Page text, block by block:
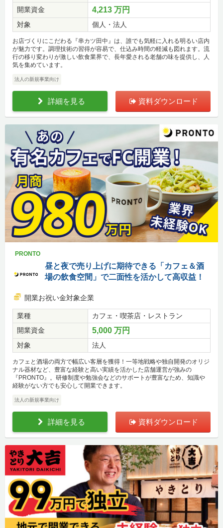
開業資金
4,213 万円
対象 個人・法人
お店づくりにこだわる『串カツ田中』は、誰でも気軽に入れる明るい店内
が魅力です。調理技術の習得が容易で、仕込み時間の軽減も図れます。流
行の移り変わりが激しい飲食業界で、長年愛される老舗の味を提供し、人
気を集めています。
法人の新規事業向け
詳細を見る 資料ダウンロード
PRONTO
昼と夜で売り上げに期待できる「カフェ＆酒
場の飲食空間」で二面性を活かして高収益！
開業お祝い金対象企業
業種
カフェ・喫茶店・レストラン
開業資金
5,000 万円
対象 法人
カフェと酒場の両方で幅広い客層を獲得！一等地戦略や独自開発のオリジ
ナル器材など、豊富な経験と高い実績を活かした店舗運営が強みの
『PRONTO』。研修制度や勉強会などのサポートが豊富なため、知識や
経験がない方でも安心して開業できます。
法人の新規事業向け
詳細を見る 資料ダウンロード